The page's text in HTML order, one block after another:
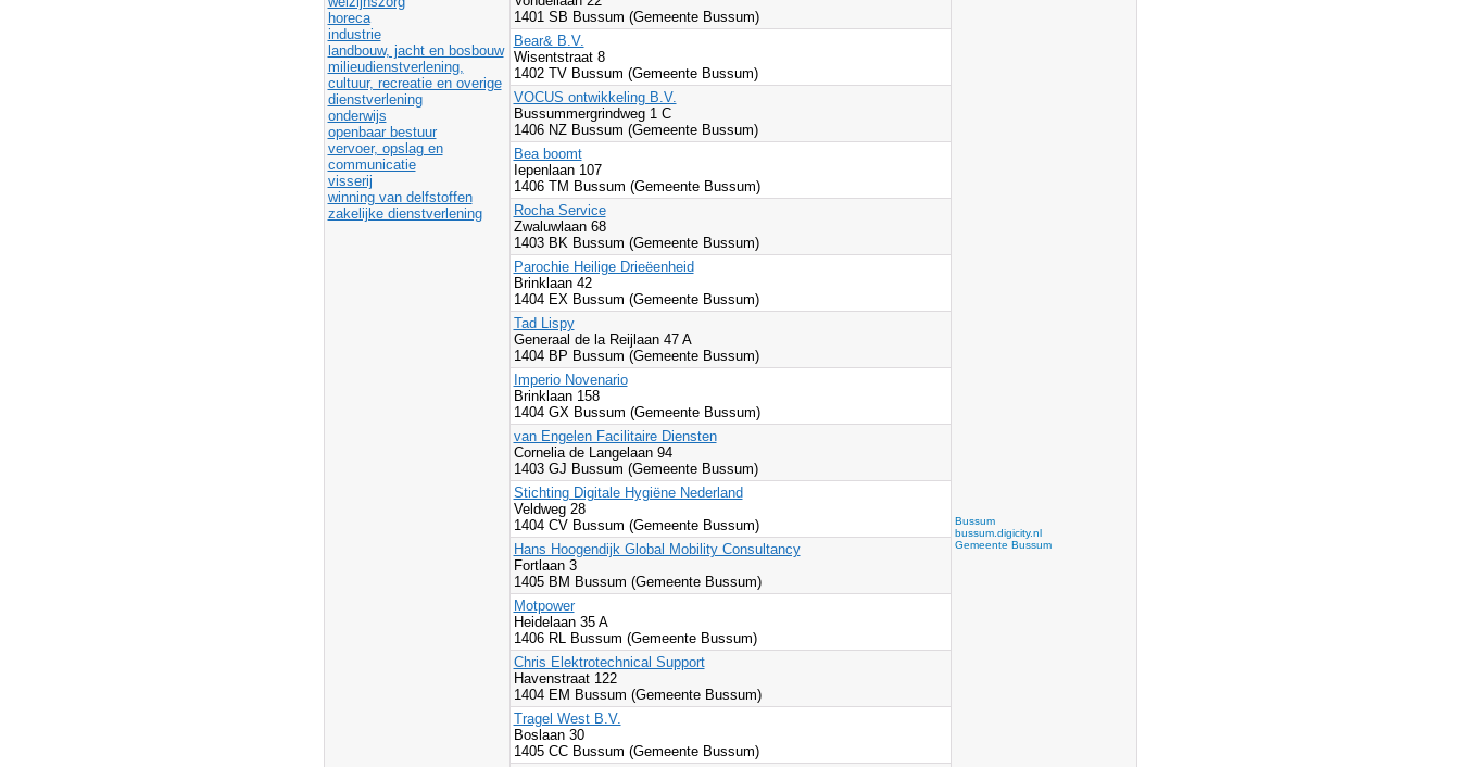
horeca
industrie
landbouw, jacht en bosbouw
milieudienstverlening,
cultuur, recreatie en overige
dienstverlening
onderwijs
openbaar bestuur
vervoer, opslag en
communicatie
visserij
winning van delfstoffen
zakelijke dienstverlening
Bussum
bussum.digicity.nl
Gemeente Bussum
1401 SB Bussum (Gemeente Bussum)
Bear& B.V.
Wisentstraat 8
1402 TV Bussum (Gemeente Bussum)
VOCUS ontwikkeling B.V.
Bussummergrindweg 1 C
1406 NZ Bussum (Gemeente Bussum)
Bea boomt
Iepenlaan 107
1406 TM Bussum (Gemeente Bussum)
Rocha Service
Zwaluwlaan 68
1403 BK Bussum (Gemeente Bussum)
Parochie Heilige Drieëenheid
Brinklaan 42
1404 EX Bussum (Gemeente Bussum)
Tad Lispy
Generaal de la Reijlaan 47 A
1404 BP Bussum (Gemeente Bussum)
Imperio Novenario
Brinklaan 158
1404 GX Bussum (Gemeente Bussum)
van Engelen Facilitaire Diensten
Cornelia de Langelaan 94
1403 GJ Bussum (Gemeente Bussum)
Stichting Digitale Hygiëne Nederland
Veldweg 28
1404 CV Bussum (Gemeente Bussum)
Hans Hoogendijk Global Mobility Consultancy
Fortlaan 3
1405 BM Bussum (Gemeente Bussum)
Motpower
Heidelaan 35 A
1406 RL Bussum (Gemeente Bussum)
Chris Elektrotechnical Support
Havenstraat 122
1404 EM Bussum (Gemeente Bussum)
Tragel West B.V.
Boslaan 30
1405 CC Bussum (Gemeente Bussum)